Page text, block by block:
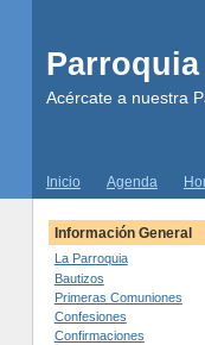
Acércate a nuestra
Inicio Agenda
Información General
La Parroquia
Bautizos
Primeras Comuniones
Confesiones
Confirmaciones